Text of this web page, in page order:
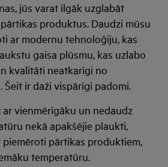
jūs varat ilgāk uzglabāt
produktus. Daudzi mūsu
ar modernu tehnoloģiju, kas
gaisa plūsmu, kas uzlabo
kvalitāti neatkarīgi no
Šeit ir daži vispārīgi padomi.
ar vienmērīgāku un nedaudz
nekā apakšējie plaukti,
pārtikas produktiem,
temperatūru.